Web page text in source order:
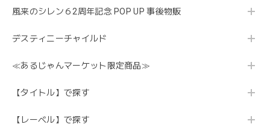
風来のシレン６2周年記念 POP UP 事後物販
デスティニーチャイルド
≪あるじゃんマーケット限定商品≫
【タイトル】で探す
【レーベル】で探す